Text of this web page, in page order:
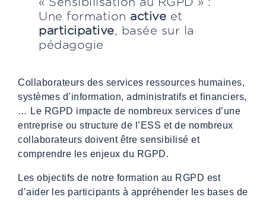
Une formation active et
participative, basée sur la
pédagogie
Collaborateurs des services ressources humaines,
systèmes d’information, administratifs et financiers,
… Le RGPD impacte de nombreux services d’une
entreprise ou structure de l’ESS et de nombreux
collaborateurs doivent être sensibilisé et
comprendre les enjeux du RGPD.
Les objectifs de notre formation au RGPD est
d’aider les participants à appréhender les bases de